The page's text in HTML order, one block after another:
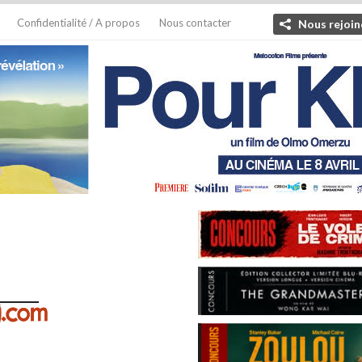
Confidentialité / A propos Nous contacter Nous